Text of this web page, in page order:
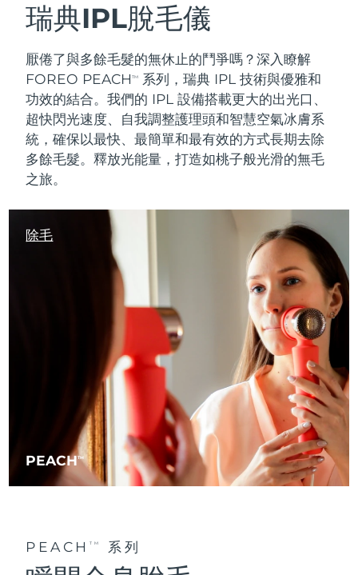
瑞典IPL脫毛儀
厭倦了與多餘毛髮的無休止的鬥爭嗎？深入瞭解
FOREO PEACHTM
系列，瑞典 IPL 技術與優雅和
功效的結合。我們的 IPL 設備搭載更大的出光口、
超快閃光速度、自我調整護理頭和智慧空氣冰膚系
統，確保以最快、最簡單和最有效的方式長期去除
多餘毛髮。釋放光能量，打造如桃子般光滑的無毛
之旅。
PEACHTM
除毛
PEACH TM 系列